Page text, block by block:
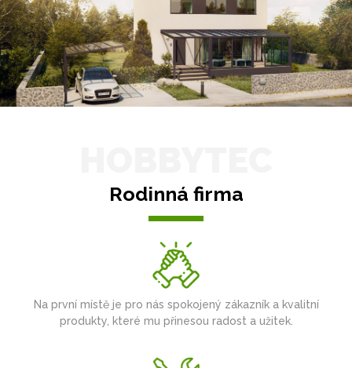
Rodinná firma
Na první místě je pro nás spokojený zákazník a kvalitní
produkty, které mu přinesou radost a užitek.